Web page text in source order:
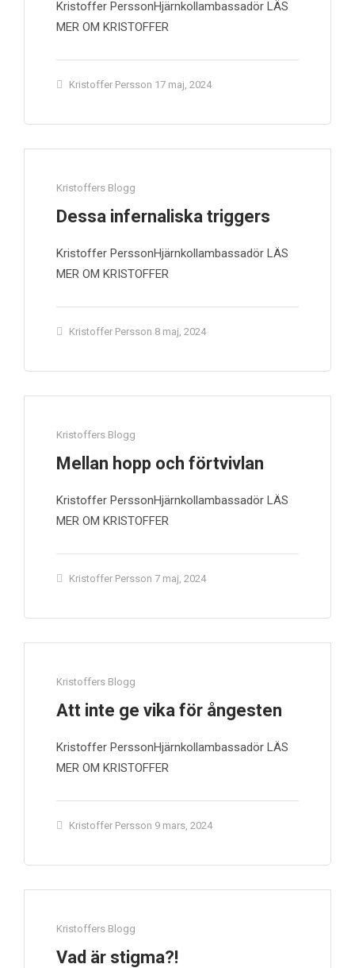
Kristoffer PerssonHjärnkollambassadör LÄS
MER OM KRISTOFFER
Kristoffer Persson 17 maj, 2024
Kristoffers Blogg
Dessa infernaliska triggers
Kristoffer PerssonHjärnkollambassadör LÄS
MER OM KRISTOFFER
Kristoffer Persson 8 maj, 2024
Kristoffers Blogg
Mellan hopp och förtvivlan
Kristoffer PerssonHjärnkollambassadör LÄS
MER OM KRISTOFFER
Kristoffer Persson 7 maj, 2024
Kristoffers Blogg
Att inte ge vika för ångesten
Kristoffer PerssonHjärnkollambassadör LÄS
MER OM KRISTOFFER
Kristoffer Persson 9 mars, 2024
Kristoffers Blogg
Vad är stigma?!